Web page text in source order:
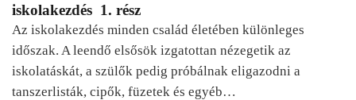
iskolakezdés 1. rész
Az iskolakezdés minden család életében különleges
időszak. A leendő elsősök izgatottan nézegetik az
iskolatáskát, a szülők pedig próbálnak eligazodni a
tanszerlisták, cipők, füzetek és egyéb…